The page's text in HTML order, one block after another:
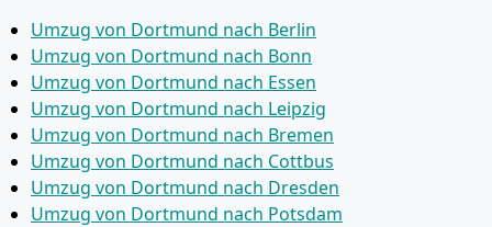
Umzug von Dortmund nach Berlin
Umzug von Dortmund nach Bonn
Umzug von Dortmund nach Essen
Umzug von Dortmund nach Leipzig
Umzug von Dortmund nach Bremen
Umzug von Dortmund nach Cottbus
Umzug von Dortmund nach Dresden
Umzug von Dortmund nach Potsdam